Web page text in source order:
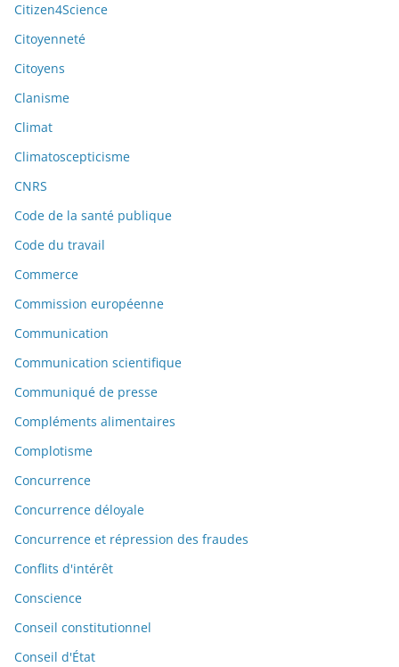
Citizen4Science
Citoyenneté
Citoyens
Clanisme
Climat
Climatoscepticisme
CNRS
Code de la santé publique
Code du travail
Commerce
Commission européenne
Communication
Communication scientifique
Communiqué de presse
Compléments alimentaires
Complotisme
Concurrence
Concurrence déloyale
Concurrence et répression des fraudes
Conflits d'intérêt
Conscience
Conseil constitutionnel
Conseil d'État